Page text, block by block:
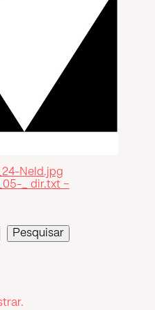
Neld.jpg
_ dir.txt –
Pesquisar